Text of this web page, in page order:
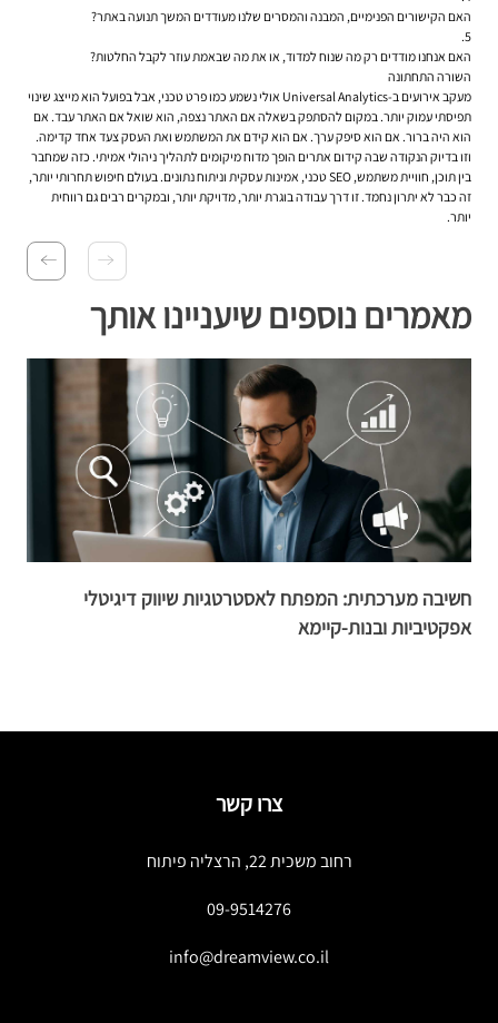
האם הקישורים הפנימיים, המבנה והמסרים שלנו מעודדים המשך תנועה באתר?
האם אנחנו מודדים רק מה שנוח למדוד, או את מה שבאמת עוזר לקבל החלטות?
השורה התחתונה
מעקב אירועים ב-Universal Analytics אולי נשמע כמו פרט טכני, אבל בפועל הוא מייצג שינוי
תפיסתי עמוק יותר. במקום להסתפק בשאלה אם האתר נצפה, הוא שואל אם האתר עבד. אם
הוא היה ברור. אם הוא סיפק ערך. אם הוא קידם את המשתמש ואת העסק צעד אחד קדימה.
וזו בדיוק הנקודה שבה קידום אתרים הופך מדוח מיקומים לתהליך ניהולי אמיתי. כזה שמחבר
בין תוכן, חוויית משתמש, SEO טכני, אמינות עסקית וניתוח נתונים. בעולם חיפוש תחרותי יותר,
זה כבר לא יתרון נחמד. זו דרך עבודה בוגרת יותר, מדויקת יותר, ובמקרים רבים גם רווחית
יותר.
מאמרים נוספים שיעניינו אותך
חשיבה מערכתית: המפתח לאסטרטגיות שיווק דיגיטלי
אפקטיביות ובנות-קיימא
צרו קשר
רחוב משכית 22, הרצליה פיתוח
09-9514276
info@dreamview.co.il